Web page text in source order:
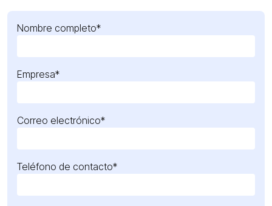
Nombre completo*
Empresa*
Correo electrónico*
Teléfono de contacto*